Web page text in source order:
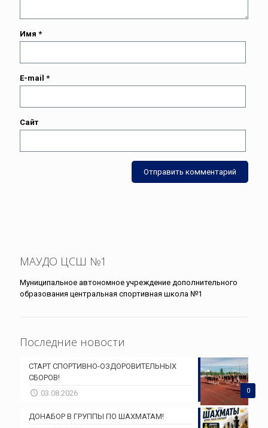
Имя *
E-mail *
Сайт
МАУДО ЦСШ №1
Муниципальное автономное учреждение дополнительного
образования центральная спортивная школа №1
Последние новости
0
СТАРТ СПОРТИВНО-ОЗДОРОВИТЕЛЬНЫХ
СБОРОВ!
03.08.2026
ДОНАБОР В ГРУППЫ ПО ШАХМАТАМ!